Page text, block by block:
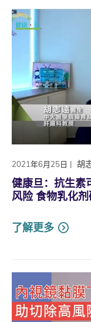
2021年6月25日 | 胡
健康旦：抗生素
风险 食物乳化
了解更多